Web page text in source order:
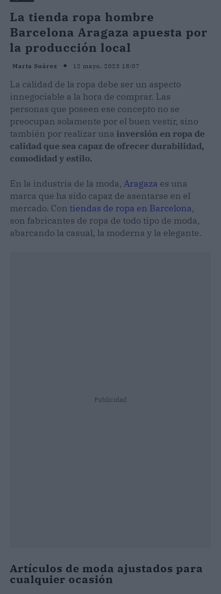
La tienda ropa hombre
Barcelona Aragaza apuesta por
la producción local
Marta Suárez 12 mayo, 2023 18:07
La calidad de la ropa debe ser un aspecto
innegociable a la hora de comprar. Las
personas que poseen ese concepto no se
preocupan solamente por el buen vestir, sino
también por realizar una inversión en ropa de
calidad que sea capaz de ofrecer durabilidad,
comodidad y estilo.
En la industria de la moda, Aragaza es una
marca que ha sido capaz de asentarse en el
mercado. Con tiendas de ropa en Barcelona,
son fabricantes de ropa de todo tipo de moda,
abarcando la casual, la moderna y la elegante.
Publicidad
Artículos de moda ajustados para
cualquier ocasión